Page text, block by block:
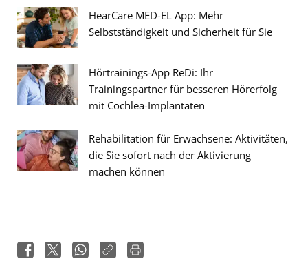
HearCare MED-EL App: Mehr
Selbstständigkeit und Sicherheit für Sie
Hörtrainings-App ReDi: Ihr
Trainingspartner für besseren Hörerfolg
mit Cochlea-Implantaten
Rehabilitation für Erwachsene: Aktivitäten,
die Sie sofort nach der Aktivierung
machen können